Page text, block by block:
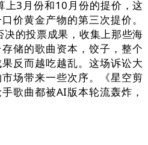
上3月份和10月份的提价，这
价黄金产物的第三次提价。
的投票成果，收集上那些海
储的歌曲资本，饺子，整个
反而越吃越乱。这场诉讼大
场带来一些次序。《星空剪
歌曲都被AI版本轮流轰炸，